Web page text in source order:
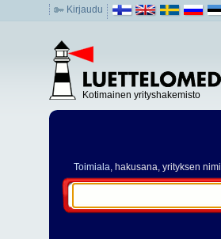
Kirjaudu
Kotimainen yrityshakemisto
Toimiala, hakusana, yrityksen nimi